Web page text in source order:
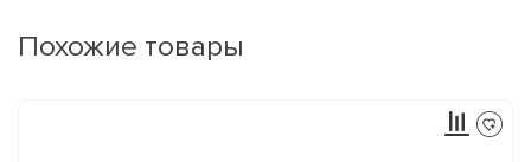
Похожие товары